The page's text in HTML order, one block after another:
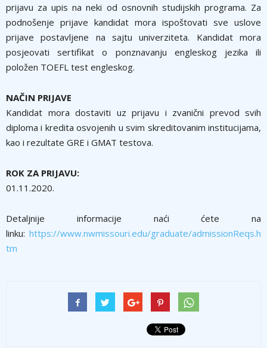
prijavu za upis na neki od osnovnih studijskih programa. Za
podnošenje prijave kandidat mora ispoštovati sve uslove
prijave postavljene na sajtu univerziteta. Kandidat mora
posjeovati sertifikat o ponznavanju engleskog jezika ili
položen TOEFL test engleskog.
NAČIN PRIJAVE
Kandidat mora dostaviti uz prijavu i zvanični prevod svih
diploma i kredita osvojenih u svim skreditovanim institucijama,
kao i rezultate GRE i GMAT testova.
ROK ZA PRIJAVU:
01.11.2020.
Detaljnije informacije naći ćete na
linku: https://www.nwmissouri.edu/graduate/admissionReqs.h
tm